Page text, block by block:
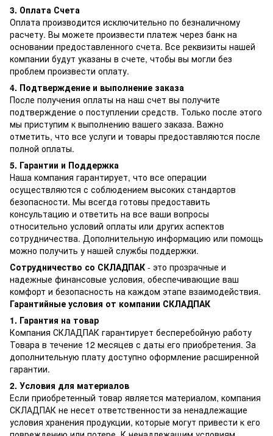
3. Оплата Счета
Оплата производится исключительно по безналичному
расчету. Вы можете произвести платеж через банк на
основании предоставленного счета. Все реквизиты нашей
компании будут указаны в счете, чтобы вы могли без
проблем произвести оплату.
4. Подтверждение и выполнение заказа
После получения оплаты на наш счет вы получите
подтверждение о поступлении средств. Только после этого
мы приступим к выполнению вашего заказа. Важно
отметить, что все услуги и товары предоставляются после
полной оплаты.
5. Гарантии и Поддержка
Наша компания гарантирует, что все операции
осуществляются с соблюдением высоких стандартов
безопасности. Мы всегда готовы предоставить
консультацию и ответить на все ваши вопросы
относительно условий оплаты или других аспектов
сотрудничества. Дополнительную информацию или помощь
можно получить у нашей службы поддержки.
Сотрудничество со СКЛАДПАК - это прозрачные и
надежные финансовые условия, обеспечивающие ваш
комфорт и безопасность на каждом этапе взаимодействия.
Гарантийные условия от компании СКЛАДПАК
1. Гарантия на товар
Компания СКЛАДПАК гарантирует бесперебойную работу
Товара в течение 12 месяцев с даты его приобретения. За
дополнительную плату доступно оформление расширенной
гарантии.
2. Условия для материалов
Если приобретенный товар является материалом, компания
СКЛАДПАК не несет ответственности за ненадлежащие
условия хранения продукции, которые могут привести к его